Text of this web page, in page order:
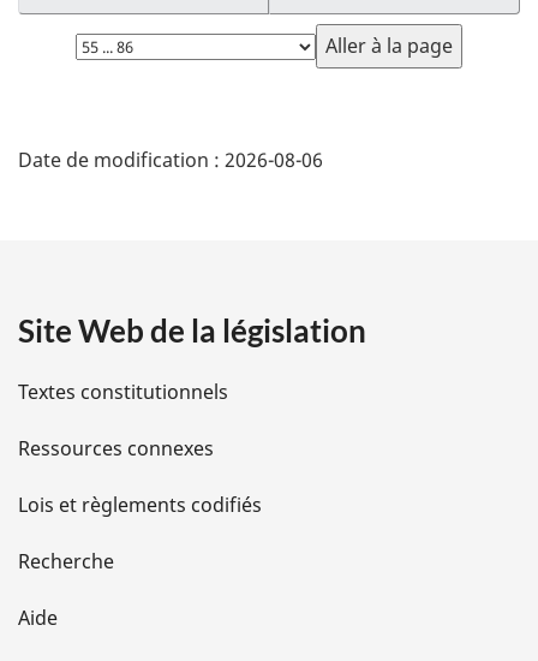
Choisissez
la
é
i
l
s
d
e
l
Date de modification : 2026-08-06
Site Web de la législation
Textes constitutionnels
Ressources connexes
Lois et règlements codifiés
Recherche
Aide